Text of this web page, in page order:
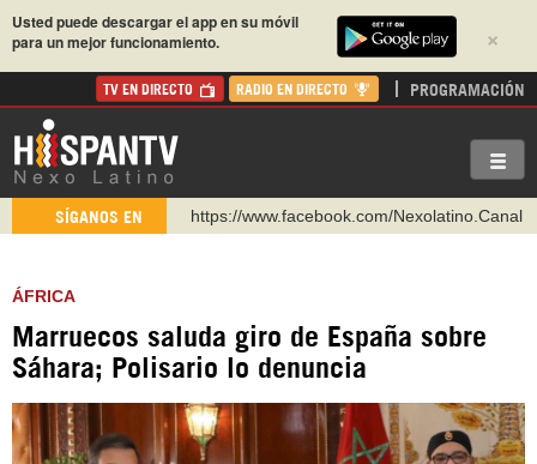
×
Usted puede descargar el app en su móvil
para un mejor funcionamiento.
TV EN DIRECTO RADIO EN DIRECTO PROGRAMACIÓN
SÍGANOS EN
https://www.facebook.com/Nexolatino.Canal
https://t.me/hispantvcanal
https://urmedium.com/c/hispantv
Instagram como: hispan_tv
ÁFRICA
Marruecos saluda giro de España sobre
Sáhara; Polisario lo denuncia